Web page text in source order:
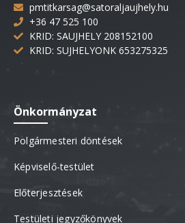
pmtitkarsag@satoraljaujhely.hu
+36 47 525 100
KRID: SAUJHELY 208152100
KRID: SUJHELYONK 653275325
Önkormányzat
Polgármesteri döntések
Képviselő-testület
Előterjesztések
Testületi jegyzőkönyvek